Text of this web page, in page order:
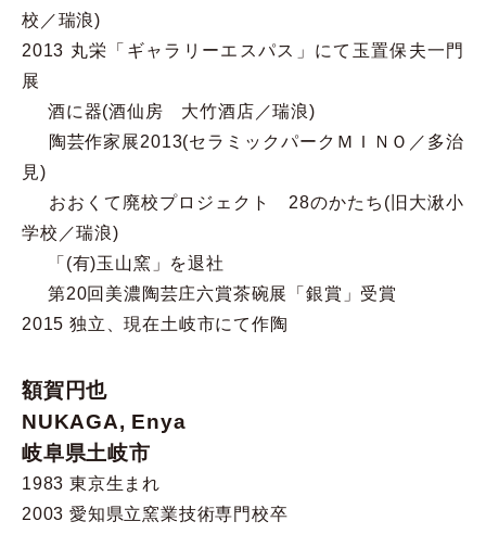
校／瑞浪)
2013 丸栄「ギャラリーエスパス」にて玉置保夫一門
展
酒に器(酒仙房 大竹酒店／瑞浪)
陶芸作家展2013(セラミックパークＭＩＮＯ／多治
見)
おおくて廃校プロジェクト 28のかたち(旧大湫小
学校／瑞浪)
「(有)玉山窯」を退社
第20回美濃陶芸庄六賞茶碗展「銀賞」受賞
2015 独立、現在土岐市にて作陶
額賀円也
NUKAGA, Enya
岐阜県土岐市
1983 東京生まれ
2003 愛知県立窯業技術専門校卒